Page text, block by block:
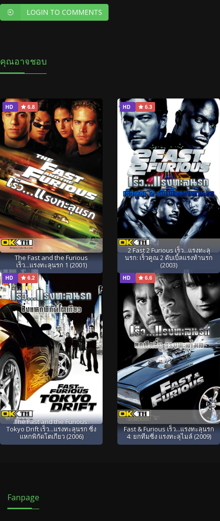
LOGIN TO COMMENTS
คุณอาจชอบ
HD 6.8
The Fast and the Furious
เร็ว...แรงทะลุนรก 1 (2001)
HD 6.3
2 Fast 2 Furious เร็ว...แรงทะลุ
นรก: เร็วคูณ 2 ดับเบิ้ลแรงท้านรก
(2003)
HD 6.2
The Fast and the Furious:
Tokyo Drift เร็ว...แรงทะลุนรก ซิ่ง
แหกพิกัดโตเกียว (2006)
HD 6.6
Fast & Furious เร็ว...แรงทะลุนรก
4: ยกทีมซิ่ง แรงทะลุไมล์ (2009)
Fanpage